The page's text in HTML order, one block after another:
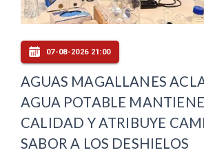
07-08-2026 21:00
AGUAS MAGALLANES
AGUA POTABLE
CALIDAD Y ATRIBUYE
SABOR A LOS DESHIELOS